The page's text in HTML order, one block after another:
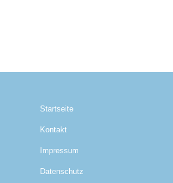
Startseite
Kontakt
Impressum
Datenschutz